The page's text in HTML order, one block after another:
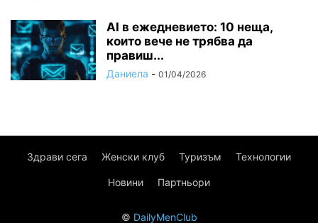
AI в ежедневието: 10 неща,
които вече не трябва да
правиш...
Даниела - 01/04/2026
Здрави сега Женски клуб Туризъм Технологии
Новини Партньори
© DailyMenClub